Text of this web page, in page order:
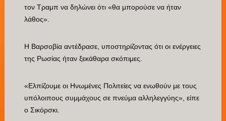
τον Τραμπ να δηλώνει ότι «θα μπορούσε να ήταν
λάθος».
Η Βαρσοβία αντέδρασε, υποστηρίζοντας ότι οι ενέργειες
της Ρωσίας ήταν ξεκάθαρα σκόπιμες.
«Ελπίζουμε οι Ηνωμένες Πολιτείες να ενωθούν με τους
υπόλοιπους συμμάχους σε πνεύμα αλληλεγγύης», είπε
ο Σικόρσκι.